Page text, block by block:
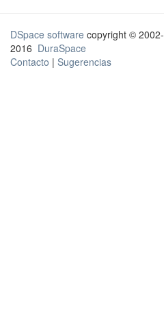
DSpace software copyright © 2002-
2016 DuraSpace
Contacto | Sugerencias